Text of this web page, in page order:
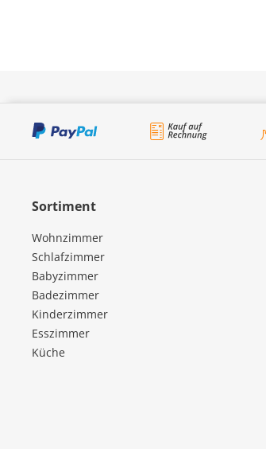
Sortiment
Wohnzimmer
Schlafzimmer
Babyzimmer
Badezimmer
Kinderzimmer
Esszimmer
Küche